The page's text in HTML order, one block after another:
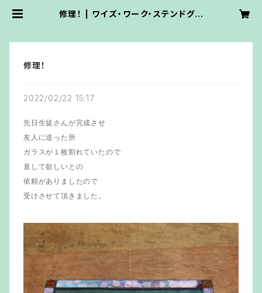
修理！ | ワイズ・ワーク・ステンドグラ
修理！
2022/02/22 15:17
先日生徒さんが完成させ
友人に送った所
ガラスが１枚割れていたので
直して欲しいとの
依頼がありましたので
受けさせて頂きました。